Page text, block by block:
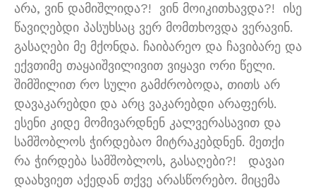
არა, ვინ დამიშლიდა?! ვინ მოიკითხავდა?!
ისე
წავიღებდი პასუხსაც ვერ მომთხოვდა ვერავინ.
გასაღები მე მქონდა. ჩაიბარეო და ჩავიბარე და
ექვთიმე თაყაიშვილივით ვიყავი ორი წელი.
შიმშილით რო სული გამძრობოდა, თითს არ
დავაკარებდი და არც ვაკარებდი არაფერს.
ესენი კიდე მომივარდნენ კალვერასავით და
სამშობლოს ჭირდებაო მიტრაკებდნენ. მეთქი
რა ჭირდება სამშობლოს, გასაღები?!
დავაი
დაახვიეთ აქედან თქვე არასწორებო. მიცემა